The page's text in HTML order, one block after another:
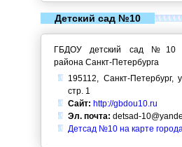
Детский сад №10
ГБДОУ детский сад №10
района Санкт-Петербурга
195112, Санкт-Петербург,
стр. 1
Сайт: http://gbdou10.ru
Эл. почта: detsad-
Детсад №10 на карте